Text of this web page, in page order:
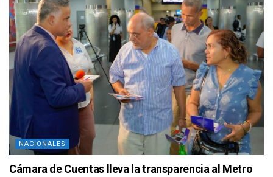
NACIONALES
Cámara de Cuentas lleva la transparencia al Metro